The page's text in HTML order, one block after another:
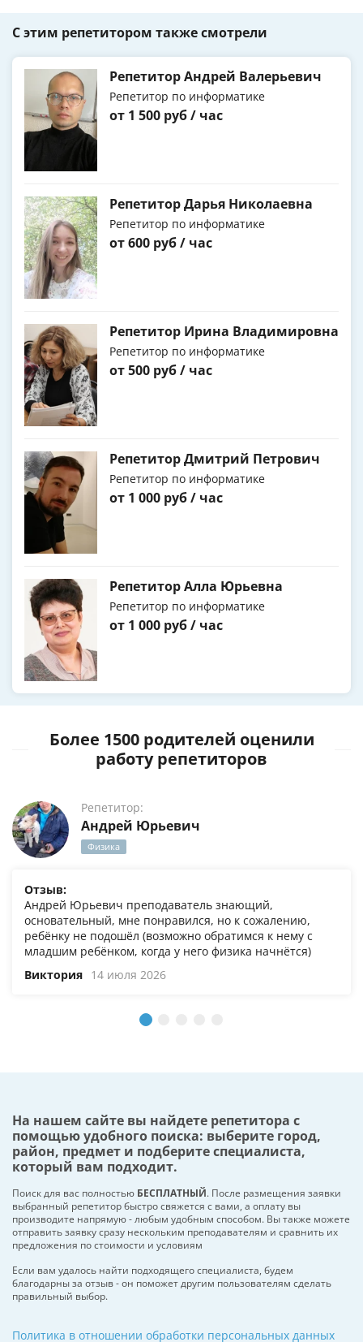
С этим репетитором также смотрели
Репетитор Андрей Валерьевич
Репетитор по информатике
от 1 500 руб / час
Репетитор Дарья Николаевна
Репетитор по информатике
от 600 руб / час
Репетитор Ирина Владимировна
Репетитор по информатике
от 500 руб / час
Репетитор Дмитрий Петрович
Репетитор по информатике
от 1 000 руб / час
Репетитор Алла Юрьевна
Репетитор по информатике
от 1 000 руб / час
Более 1500 родителей оценили
работу репетиторов
Репетитор:
Андрей Юрьевич
Физика
Отзыв:
Андрей Юрьевич преподаватель знающий,
основательный, мне понравился, но к сожалению,
ребёнку не подошёл (возможно обратимся к нему с
младшим ребёнком, когда у него физика начнётся)
Виктория 14 июля 2026
На нашем сайте вы найдете репетитора с
помощью удобного поиска: выберите город,
район, предмет и подберите специалиста,
который вам подходит.
Поиск для вас полностью БЕСПЛАТНЫЙ. После размещения заявки
выбранный репетитор быстро свяжется с вами, а оплату вы
производите напрямую - любым удобным способом. Вы также можете
отправить заявку сразу нескольким преподавателям и сравнить их
предложения по стоимости и условиям
Если вам удалось найти подходящего специалиста, будем
благодарны за отзыв - он поможет другим пользователям сделать
правильный выбор.
Политика в отношении обработки персональных данных